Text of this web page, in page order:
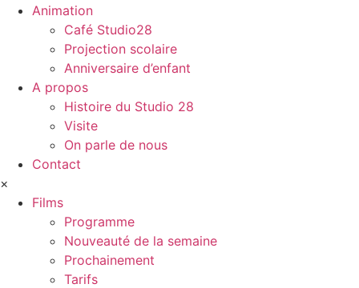
Animation
Café Studio28
Projection scolaire
Anniversaire d’enfant
A propos
Histoire du Studio 28
Visite
On parle de nous
Contact
×
Films
Programme
Nouveauté de la semaine
Prochainement
Tarifs